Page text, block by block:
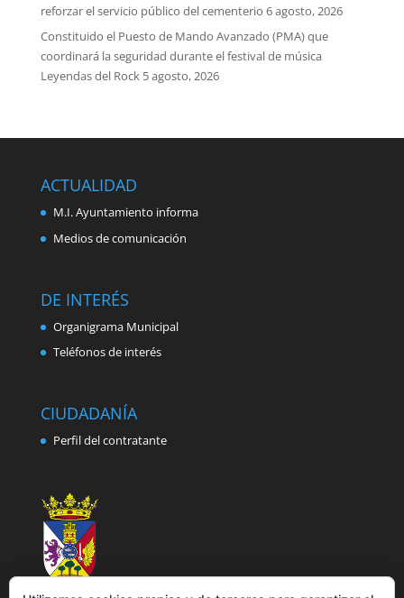
reforzar el servicio público del cementerio 6 agosto, 2026
Constituido el Puesto de Mando Avanzado (PMA) que
coordinará la seguridad durante el festival de música
Leyendas del Rock 5 agosto, 2026
ACTUALIDAD
M.I. Ayuntamiento informa
Medios de comunicación
DE INTERÉS
Organigrama Municipal
Teléfonos de interés
CIUDADANÍA
Perfil del contratante